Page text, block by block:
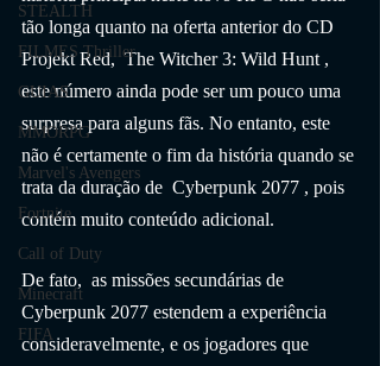
STEALTH
FILMES Thriller
GUIAS
MMORPG
Marvel's Avengers
Fortnite
Call of Duty
Minecraft
FIFA
tão longa quanto na oferta anterior do CD
Projekt Red,  The Witcher 3: Wild Hunt ,
este número ainda pode ser um pouco uma
surpresa para alguns fãs. No entanto, este
não é certamente o fim da história quando se
trata da duração de  Cyberpunk 2077 , pois
contém muito conteúdo adicional.
De fato,  as missões secundárias de
Cyberpunk 2077 estendem a experiência
consideravelmente, e os jogadores que